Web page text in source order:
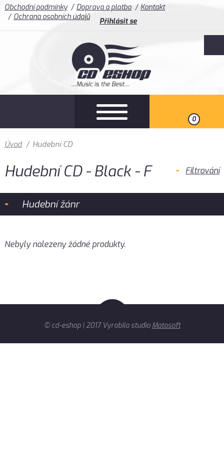
Obchodní podmínky Doprava a platba
Kontakt
Ochrana osobních údajů
Přihlásit se
0
Úvod / Hudební CD
Hudební CD - Black - F Filtrování
Hudební žánr
Nebyly nalezeny žádné produkty.
© cd-eshop | 2017 Vyrobilo studio Matosoft